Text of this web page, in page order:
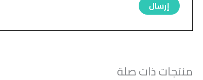
منتجات ذات صلة